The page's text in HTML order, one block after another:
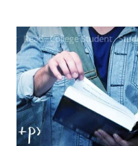
restriction for
Skill Development and
memorandum No. F.No.
20 Dec 21. Minimum age
trades ti is 18 years
Accordingly, candidates